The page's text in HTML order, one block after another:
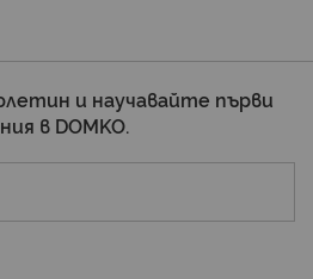
и научавайте първи
в DOMKO.